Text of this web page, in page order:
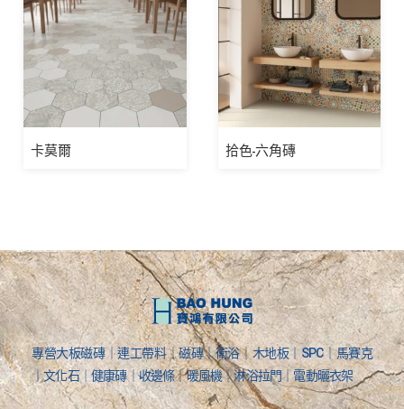
卡莫爾 拾色-六角磚
專營大板磁磚｜連工帶料｜磁磚｜衛浴｜木地板｜SPC｜馬賽克
｜文化石｜健康磚｜收邊條｜暖風機｜淋浴拉門｜電動曬衣架